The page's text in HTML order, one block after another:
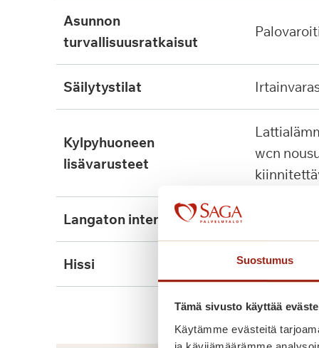
Suostumus
Tämä sivusto käyttää
Käytämme evästeitä
asunnon
turvallisuusratkaisut
säilytystilat
kylpyhuoneen
lisävarusteet
lattialämmitys, tukikaide,
wcn
langaton internet
hissi kyllä, 2kpl